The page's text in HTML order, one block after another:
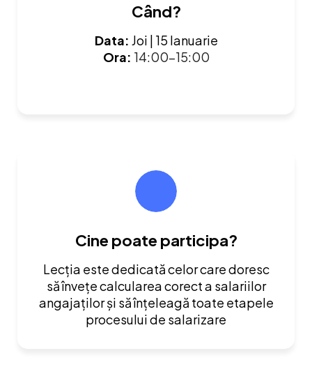
Când?
Data: Joi | 15 Ianuarie
Ora: 14:00-15:00
Cine poate participa?
Lecția este dedicată celor care doresc
să învețe calcularea corect a salariilor
angajaților și să înțeleagă toate etapele
procesului de salarizare